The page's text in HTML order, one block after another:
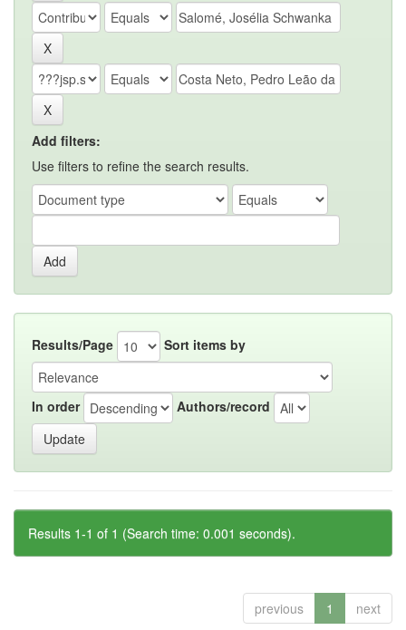
Add filters:
Use filters to refine the search results.
Results/Page Sort items by
In order Authors/record
Results 1-1 of 1 (Search time: 0.001 seconds).
previous 1 next